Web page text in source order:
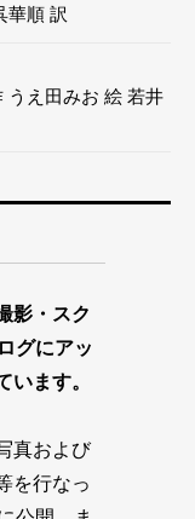
華順 訳
うえ田みお 絵 若井
影・スク
グにアッ
います。
真および
を行なっ